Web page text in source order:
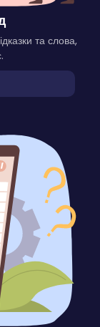
та слова,